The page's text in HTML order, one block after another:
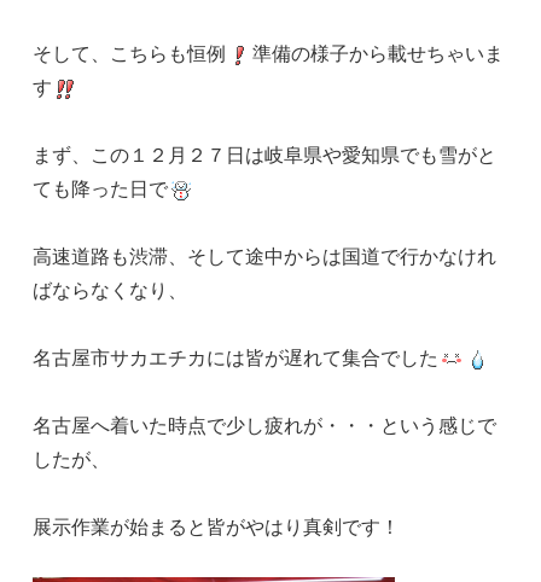
そして、こちらも恒例
準備の様子から載せちゃいま
す
まず、この１２月２７日は岐阜県や愛知県でも雪がと
ても降った日で
高速道路も渋滞、そして途中からは国道で行かなけれ
ばならなくなり、
名古屋市サカエチカには皆が遅れて集合でした
名古屋へ着いた時点で少し疲れが・・・という感じで
したが、
展示作業が始まると皆がやはり真剣です！